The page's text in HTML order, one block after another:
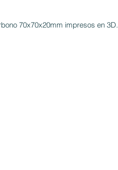
70x70x20mm impresos en 3D.